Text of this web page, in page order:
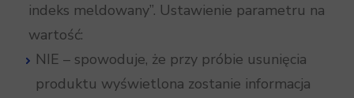
indeks meldowany”. Ustawienie parametru na
wartość:
NIE – spowoduje, że przy próbie usunięcia
produktu wyświetlona zostanie informacja